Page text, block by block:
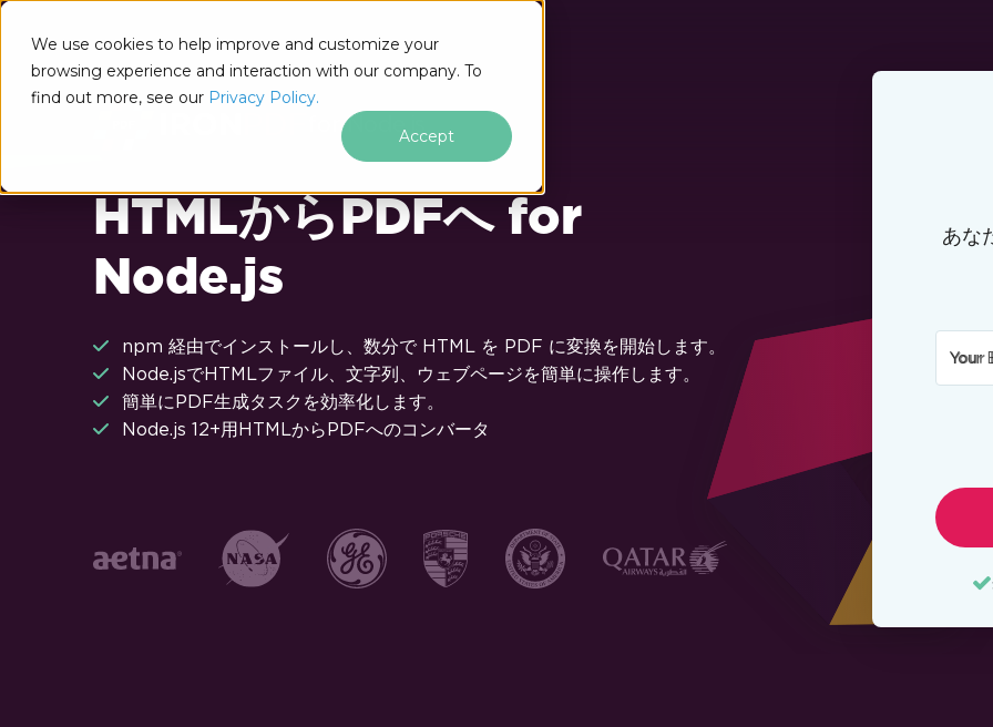
We use cookies to help improve and customize your
browsing experience and interaction with our company. To
find out more, see our Privacy Policy.
Accept
フッターコンテンツにスキップ
for Node.js
HTMLからPDFへ for
Node.js
npm 経由でインストールし、数分で HTML を PDF に変換を開始します。
Node.jsでHTMLファイル、文字列、ウェブページを簡単に操作します。
簡単にPDF生成タスクを効率化します。
Node.js 12+用HTMLからPDFへのコンバータ
あな
Your